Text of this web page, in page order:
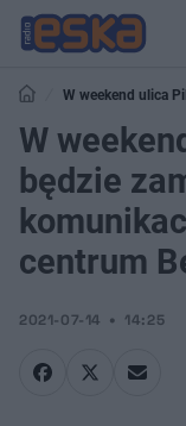
W weekend ulica
armagedon w centrum
W
będzie
centrum
2021-07-14 14:25